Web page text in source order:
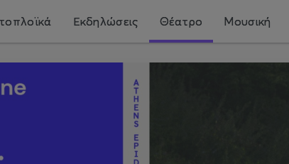
Εκδηλώσεις Θέατρο Μουσική